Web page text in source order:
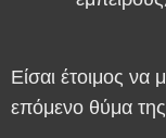
Είσαι έτοιμος να
επόμενο θύμα